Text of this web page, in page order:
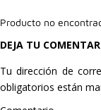
Hogar
Listas
Producto no
DEJA TU
Tu dirección de
obligatorios están